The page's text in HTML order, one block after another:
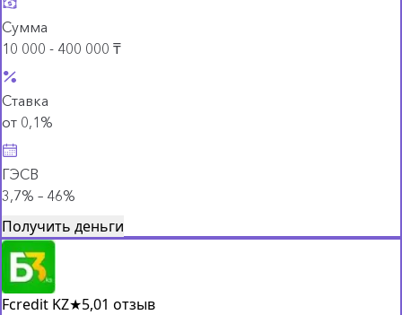
Сумма
10 000 - 400 000 ₸
Ставка
от 0,1%
ГЭСВ
3,7% – 46%
Получить деньги
Fcredit KZ★5,01 отзыв